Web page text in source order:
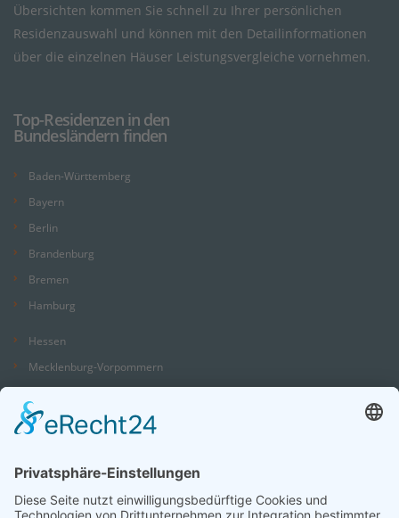
Übersichten kommen Sie schnell zu Ihrer persönlichen
Residenzauswahl und können mit den Detailinformationen
über die einzelnen Häuser Leistungsvergleiche vornehmen.
Top-Residenzen in den
Bundesländern finden
Baden-Württemberg
Bayern
Berlin
Brandenburg
Bremen
Hamburg
Hessen
Mecklenburg-Vorpommern
Niedersachsen
Nordrhein-Westfalen
Saarland
Sachsen